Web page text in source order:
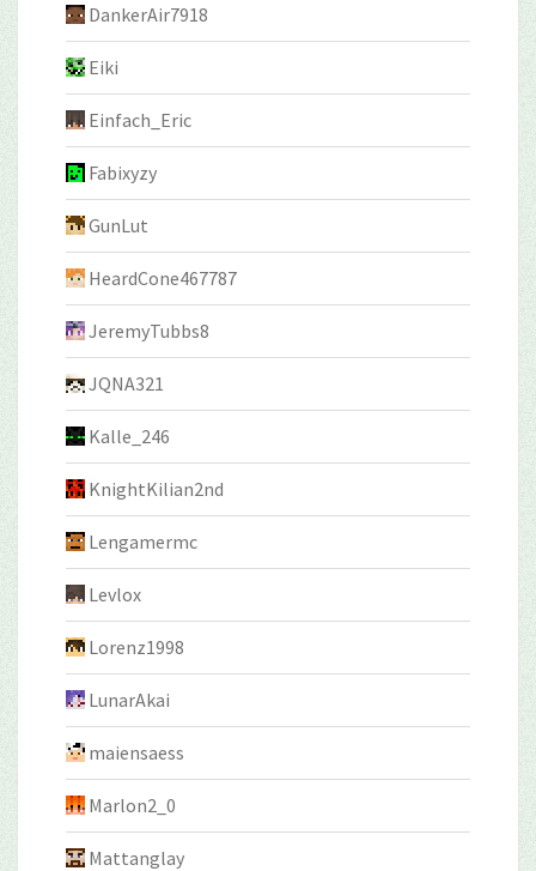
DankerAir7918
Eiki
Einfach_Eric
Fabixyzy
GunLut
HeardCone467787
JeremyTubbs8
JQNA321
Kalle_246
KnightKilian2nd
Lengamermc
Levlox
Lorenz1998
LunarAkai
maiensaess
Marlon2_0
Mattanglay